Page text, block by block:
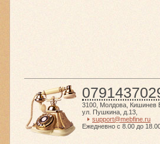
3100 Молдова Кишинев
ул. Пушкина, д.13
support@mebfine.ru
Ежедневно с 8.00 до